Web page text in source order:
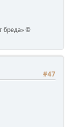
бреда» ©
#47